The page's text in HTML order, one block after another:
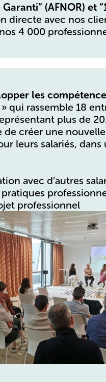
(AFNOR) et
directe avec nos
4 000
les
qui rassemble 18
plus de
créer une
leurs salariés,
avec d’autres
professionnel